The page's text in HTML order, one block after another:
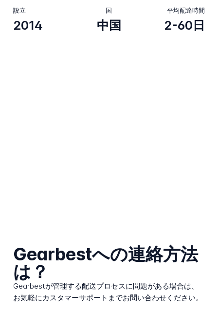
設立
2014
国
中国
平均配達時間
2-60日
Gearbestへの連絡方法
は？
Gearbestが管理する配送プロセスに問題がある場合は、
お気軽にカスタマーサポートまでお問い合わせください。